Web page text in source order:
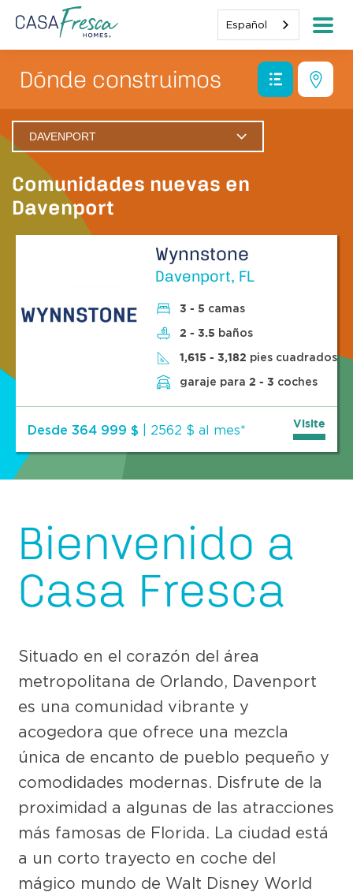
Español
Dónde construimos
DAVENPORT
Winter Haven
Davenport
Ciudad de Haines
Comunidades nuevas en
Davenport
Wynnstone
Davenport, FL
3 - 5 camas
2 - 3.5 baños
1,615 - 3,182 pies cuadrados
garaje para 2 - 3 coches
Desde 364 999 $ 2562 $ al mes* Visite
Bienvenido a
Casa Fresca
Situado en el corazón del área
metropolitana de Orlando, Davenport
es una comunidad vibrante y
acogedora que ofrece una mezcla
única de encanto de pueblo pequeño y
comodidades modernas. Disfrute de la
proximidad a algunas de las atracciones
más famosas de Florida. La ciudad está
a un corto trayecto en coche del
mágico mundo de Walt Disney World